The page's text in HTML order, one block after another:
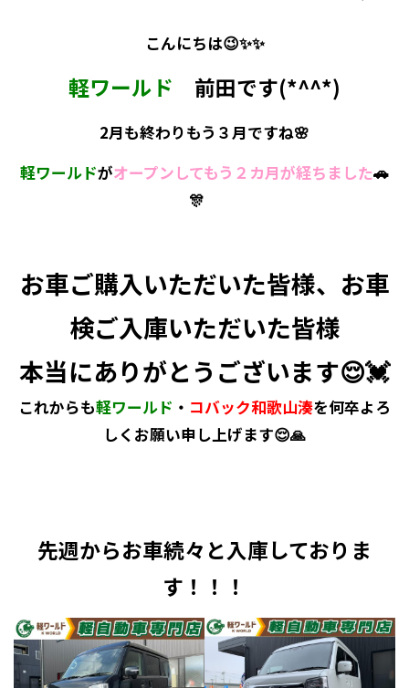
こんにちは😉✨✨
軽ワールド 前田です(*^^*)
2月も終わりもう３月ですね🌸
軽ワールドがオープンしてもう２カ月が経ちました🚗
🎊
お車ご購入いただいた皆様、お車
検ご入庫いただいた皆様
本当にありがとうございます😌💓
これからも軽ワールド ・ コバック和歌山湊を何卒よろ
しくお願い申し上げます😌🙏
先週からお車続々と入庫しておりま
す！！！